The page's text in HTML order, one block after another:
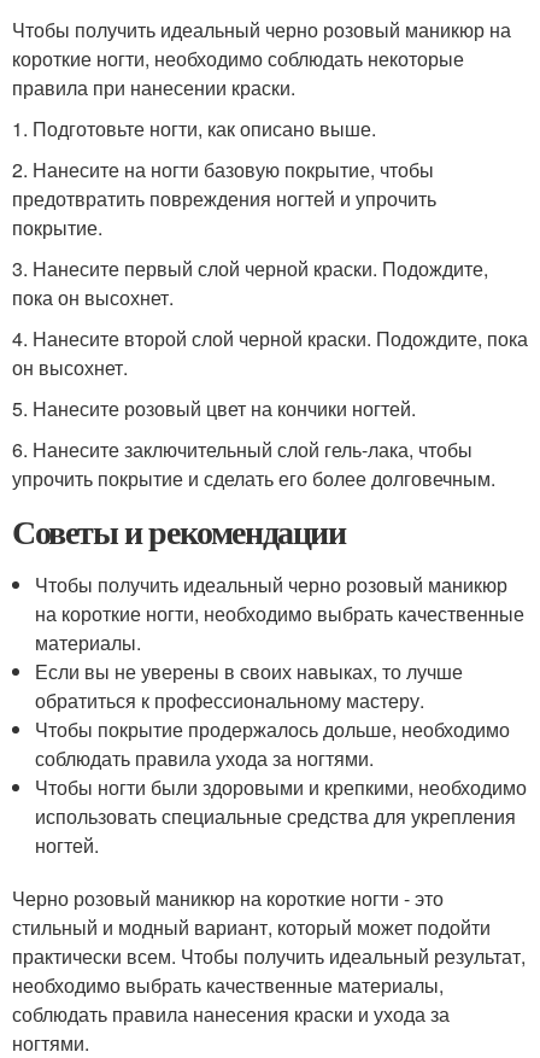
Чтобы получить идеальный черно розовый маникюр на
короткие ногти, необходимо соблюдать некоторые
правила при нанесении краски.
1. Подготовьте ногти, как описано выше.
2. Нанесите на ногти базовую покрытие, чтобы
предотвратить повреждения ногтей и упрочить
покрытие.
3. Нанесите первый слой черной краски. Подождите,
пока он высохнет.
4. Нанесите второй слой черной краски. Подождите, пока
он высохнет.
5. Нанесите розовый цвет на кончики ногтей.
6. Нанесите заключительный слой гель-лака, чтобы
упрочить покрытие и сделать его более долговечным.
Советы и рекомендации
Чтобы получить идеальный черно розовый маникюр
на короткие ногти, необходимо выбрать качественные
материалы.
Если вы не уверены в своих навыках, то лучше
обратиться к профессиональному мастеру.
Чтобы покрытие продержалось дольше, необходимо
соблюдать правила ухода за ногтями.
Чтобы ногти были здоровыми и крепкими, необходимо
использовать специальные средства для укрепления
ногтей.
Черно розовый маникюр на короткие ногти - это
стильный и модный вариант, который может подойти
практически всем. Чтобы получить идеальный результат,
необходимо выбрать качественные материалы,
соблюдать правила нанесения краски и ухода за
ногтями.